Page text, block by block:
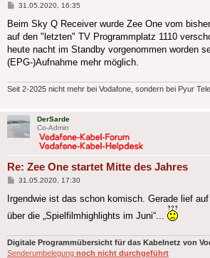
Beitrag
31.05.2020, 16:35
Beim Sky Q Receiver wurde Zee One vom
auf den "letzten" TV Programmplatz 1110
heute nacht im Standby vorgenommen worden
(EPG-)Aufnahme mehr möglich.
Seit 2-2025 nicht mehr bei Vodafone, sondern bei Pyur
DerSarde
Co-Admin
Re: Zee One startet Mitte des Jahres
Beitrag
31.05.2020, 17:30
Irgendwie ist das schon komisch. Gerade lief
über die „Spielfilmhighlights im Juni“...
Digitale Programmübersicht für das Kabelnetz von
Senderumbelegung noch nicht durchgeführt